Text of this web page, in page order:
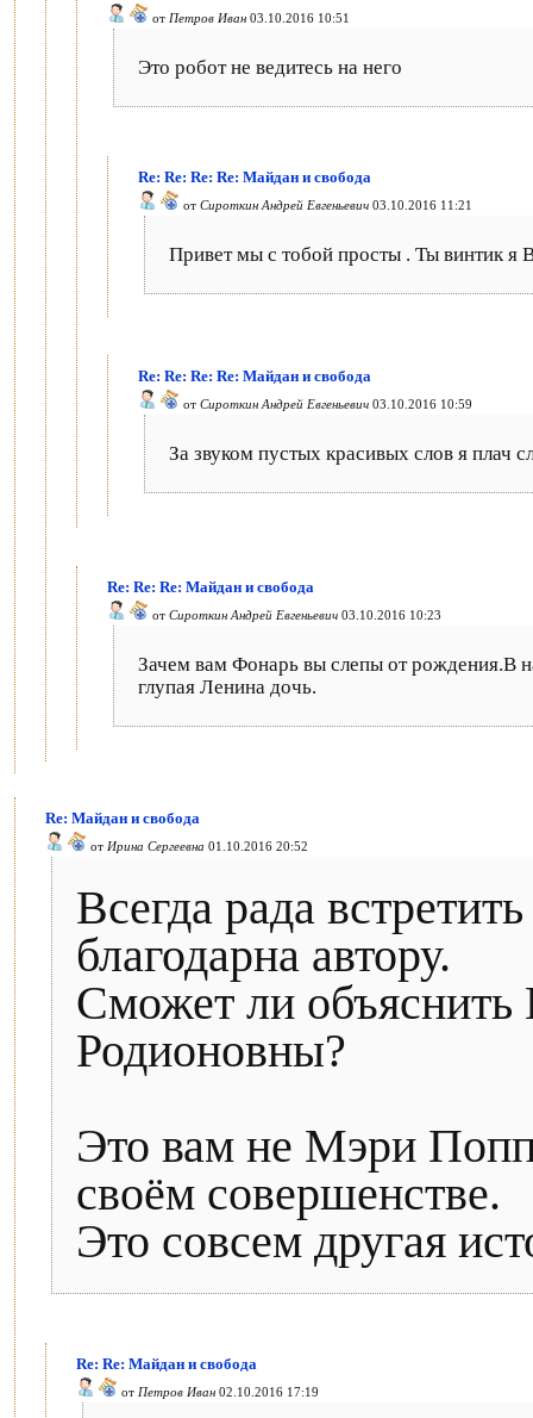
от Петров Иван 03.10.2016 10:51
Это робот не ведитесь на него
Re: Re: Re: Re: Майдан и свобода
от Сироткин Андрей Евгеньевич 03.10.2016 11:21
Привет мы с тобой просты . Ты винтик я
Re: Re: Re: Re: Майдан и свобода
от Сироткин Андрей Евгеньевич 03.10.2016 10:59
За звуком пустых красивых слов я плач
Re: Re: Re: Майдан и свобода
от Сироткин Андрей Евгеньевич 03.10.2016 10:23
Зачем вам Фонарь вы слепы от рождения.В
глупая Ленина дочь.
Re: Майдан и свобода
от Ирина Сергеевна 01.10.2016 20:52
Всегда рада
благодарна автору.
Сможет ли
Родионовны?
Это вам не Мэри
своём совершенстве.
Это совсем другая
Re: Re: Майдан и свобода
от Петров Иван 02.10.2016 17:19